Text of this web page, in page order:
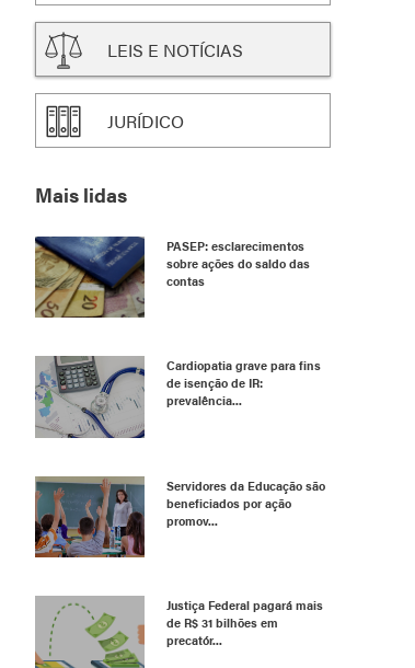
LEIS E NOTÍCIAS
JURÍDICO
Mais lidas
PASEP: esclarecimentos
sobre ações do saldo das
contas
Cardiopatia grave para fins
de isenção de IR:
prevalência...
Servidores da Educação são
beneficiados por ação
promov...
Justiça Federal pagará mais
de R$ 31 bilhões em
precatór...